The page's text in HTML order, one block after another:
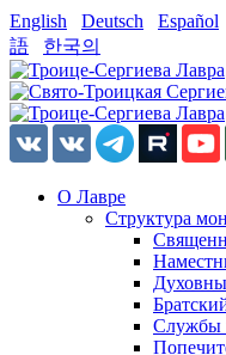
English Deutsch Español
語
한국의
О Лавре
Структура
Службы